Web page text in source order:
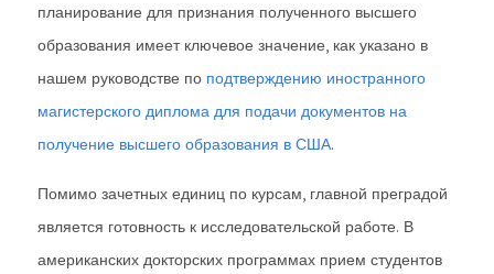
планирование для признания полученного высшего
образования имеет ключевое значение, как указано в
нашем руководстве по подтверждению иностранного
магистерского диплома для подачи документов на
получение высшего образования в США.
Помимо зачетных единиц по курсам, главной преградой
является готовность к исследовательской работе. В
американских докторских программах прием студентов